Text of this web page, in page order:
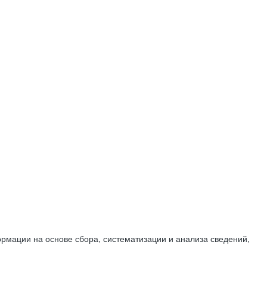
на основе сбора, систематизации и анализа сведений,